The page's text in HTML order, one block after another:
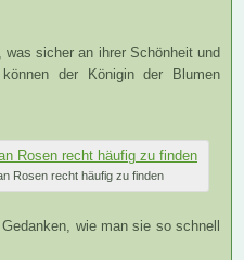
sicher an ihrer Schönheit und
der Königin der Blumen
Rosen recht häufig zu finden
wie man sie so schnell